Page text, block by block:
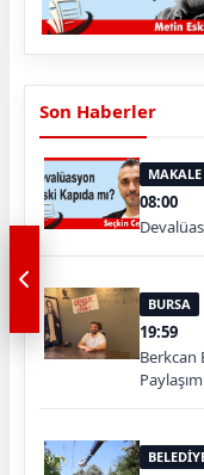
Son Haberler
MAKALE
08:00
BURSA
19:59
Berkcan